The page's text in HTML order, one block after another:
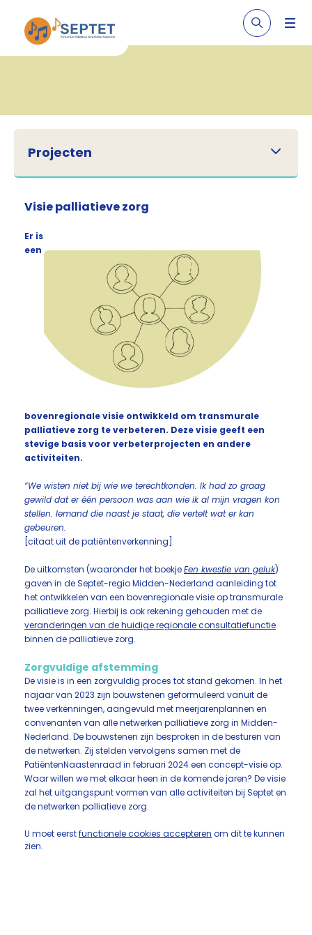
Projecten
Visie palliatieve zorg
Er is
een
bovenregionale visie ontwikkeld om transmurale
palliatieve zorg te verbeteren. Deze visie geeft een
stevige basis voor verbeterprojecten en andere
activiteiten.
“We wisten niet bij wie we terechtkonden. Ik had zo graag
gewild dat er één persoon was aan wie ik al mijn vragen kon
stellen. Iemand die naast je staat, die vertelt wat er kan
gebeuren.
[citaat uit de patiëntenverkenning]
De uitkomsten (waaronder het boekjeEen kwestie van geluk)
gaven in de Septet-regio Midden-Nederland aanleiding tot
het ontwikkelen van een bovenregionale visie op transmurale
palliatieve zorg. Hierbij is ook rekening gehouden met de
veranderingen van de huidige regionale consultatiefunctie
binnen de palliatieve zorg.
Zorgvuldige afstemming
De visie is in een zorgvuldig proces tot stand gekomen. In het
najaar van 2023 zijn bouwstenen geformuleerd vanuit de
twee verkenningen, aangevuld met meerjarenplannen en
convenanten van alle netwerken palliatieve zorg in Midden-
Nederland. De bouwstenen zijn besproken in de besturen van
de netwerken. Zij stelden vervolgens samen met de
PatiëntenNaastenraad in februari 2024 een concept-visie op.
Waar willen we met elkaar heen in de komende jaren? De visie
zal het uitgangspunt vormen van alle activiteiten bij Septet en
de netwerken palliatieve zorg.
U moet eerstfunctionele cookies accepteren om dit te kunnen
zien.